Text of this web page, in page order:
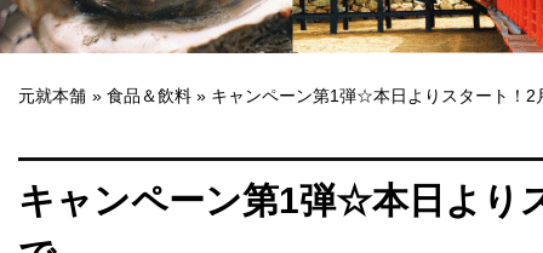
元就本舗 » 食品＆飲料 » キャンペーン第1弾☆本日よりスタート！2
キャンペーン第1弾☆本日より